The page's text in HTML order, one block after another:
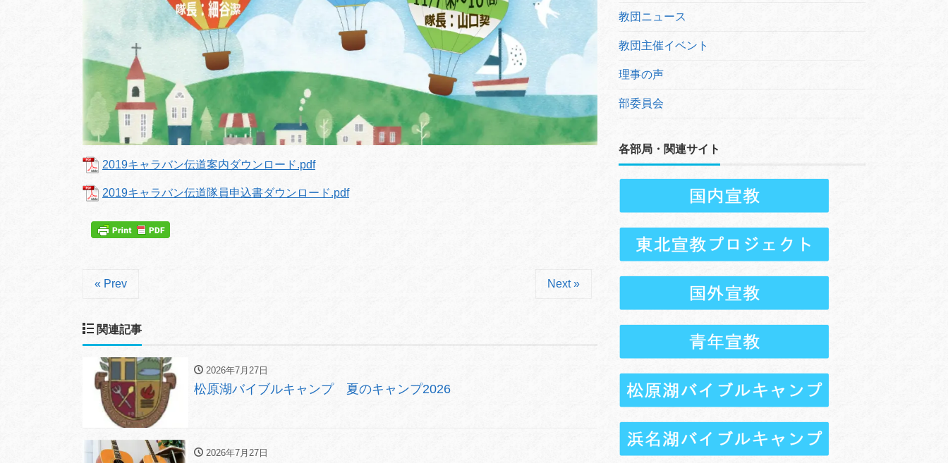
2019キャラバン伝道案内ダウンロード.pdf
2019キャラバン伝道隊員申込書ダウンロード.pdf
« Prev Next »
関連記事
2026年7月27日
松原湖バイブルキャンプ 夏のキャンプ2026
2026年7月27日
教団ニュース
教団主催イベント
理事の声
部委員会
各部局・関連サイト